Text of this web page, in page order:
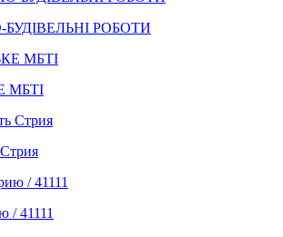
РОБОТИ
МБТІ
/ 41111